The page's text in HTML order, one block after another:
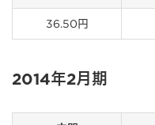
36.50円
2014年2月期